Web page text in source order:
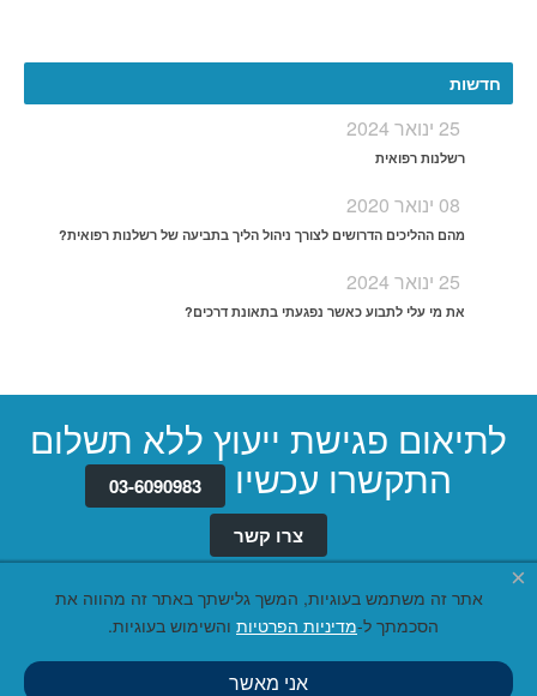
חדשות
25 ינואר 2024
רשלנות רפואית
08 ינואר 2020
מהם ההליכים הדרושים לצורך ניהול הליך בתביעה של רשלנות רפואית?
25 ינואר 2024
את מי עלי לתבוע כאשר נפגעתי בתאונת דרכים?
לתיאום פגישת ייעוץ ללא תשלום
התקשרו עכשיו
03-6090983
צרו קשר
×
אתר זה משתמש בעוגיות, המשך גלישתך באתר זה מהווה את
הסכמתך ל-מדיניות הפרטיות והשימוש בעוגיות.
אני מאשר